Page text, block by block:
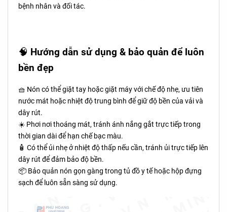
bệnh nhân và đối tác.
🧠 Hướng dẫn sử dụng & bảo quản để luôn
bền đẹp
🧺 Nón có thể giặt tay hoặc giặt máy với chế độ nhẹ, ưu tiên
nước mát hoặc nhiệt độ trung bình để giữ độ bền của vải và
dây rút.
☀️ Phơi nơi thoáng mát, tránh ánh nắng gắt trực tiếp trong
thời gian dài để hạn chế bạc màu.
🧴 Có thể ủi nhẹ ở nhiệt độ thấp nếu cần, tránh ủi trực tiếp lên
dây rút để đảm bảo độ bền.
📦 Bảo quản nón gọn gàng trong tủ đồ y tế hoặc hộp đựng
sạch để luôn sẵn sàng sử dụng.